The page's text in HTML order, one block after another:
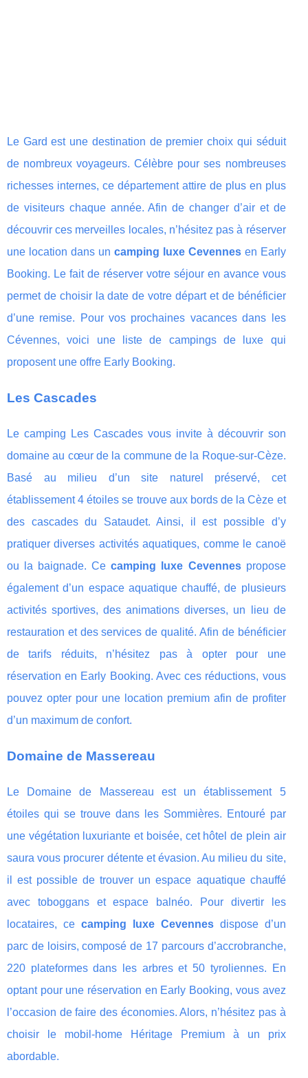
Le Gard est une destination de premier choix qui séduit
de nombreux voyageurs. Célèbre pour ses nombreuses
richesses internes, ce département attire de plus en plus
de visiteurs chaque année. Afin de changer d’air et de
découvrir ces merveilles locales, n’hésitez pas à réserver
une location dans un camping luxe Cevennesen Early
Booking. Le fait de réserver votre séjour en avance vous
permet de choisir la date de votre départ et de bénéficier
d’une remise. Pour vos prochaines vacances dans les
Cévennes, voici une liste de campings de luxe qui
proposent une offre Early Booking.
Les Cascades
Le camping Les Cascades vous invite à découvrir son
domaine au cœur de la commune de la Roque-sur-Cèze.
Basé au milieu d’un site naturel préservé, cet
établissement 4 étoiles se trouve aux bords de la Cèze et
des cascades du Sataudet. Ainsi, il est possible d’y
pratiquer diverses activités aquatiques, comme le canoë
ou la baignade. Cecamping luxe Cevennespropose
également d’un espace aquatique chauffé, de plusieurs
activités sportives, des animations diverses, un lieu de
restauration et des services de qualité. Afin de bénéficier
de tarifs réduits, n’hésitez pas à opter pour une
réservation en Early Booking. Avec ces réductions, vous
pouvez opter pour une location premium afin de profiter
d’un maximum de confort.
Domaine de Massereau
Le Domaine de Massereau est un établissement 5
étoiles qui se trouve dans les Sommières. Entouré par
une végétation luxuriante et boisée, cet hôtel de plein air
saura vous procurer détente et évasion. Au milieu du site,
il est possible de trouver un espace aquatique chauffé
avec toboggans et espace balnéo. Pour divertir les
locataires, ce camping luxe Cevennesdispose d’un
parc de loisirs, composé de 17 parcours d’accrobranche,
220 plateformes dans les arbres et 50 tyroliennes. En
optant pour une réservation en Early Booking, vous avez
l’occasion de faire des économies. Alors, n’hésitez pas à
choisir le mobil-home Héritage Premium à un prix
abordable.